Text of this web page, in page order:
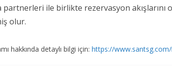
partnerleri ile birlikte rezervasyon akışlarını
olur.
hakkında detaylı bilgi için: https://